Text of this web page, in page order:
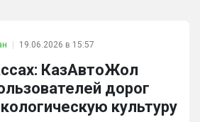
19.06.2026 в 15:57
КазАвтоЖол
дорог
культуру